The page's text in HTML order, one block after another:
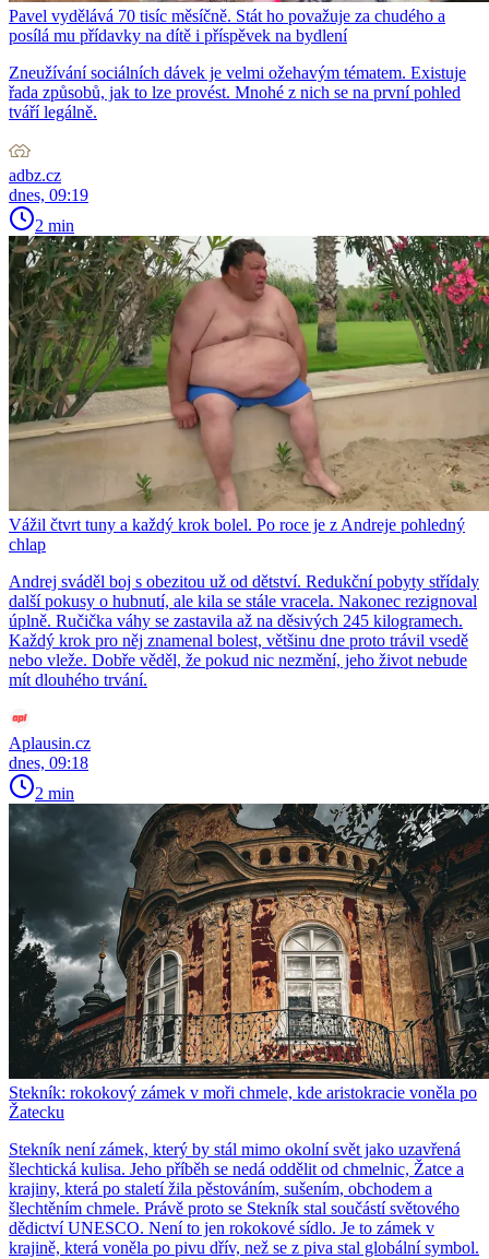
Pavel vydělává 70 tisíc měsíčně. Stát ho považuje za chudého a
posílá mu přídavky na dítě i příspěvek na bydlení
Zneužívání sociálních dávek je velmi ožehavým tématem. Existuje
řada způsobů, jak to lze provést. Mnohé z nich se na první pohled
tváří legálně.
adbz.cz
dnes, 09:19
2 min
Vážil čtvrt tuny a každý krok bolel. Po roce je z Andreje pohledný
chlap
Andrej sváděl boj s obezitou už od dětství. Redukční pobyty střídaly
další pokusy o hubnutí, ale kila se stále vracela. Nakonec rezignoval
úplně. Ručička váhy se zastavila až na děsivých 245 kilogramech.
Každý krok pro něj znamenal bolest, většinu dne proto trávil vsedě
nebo vleže. Dobře věděl, že pokud nic nezmění, jeho život nebude
mít dlouhého trvání.
Aplausin.cz
dnes, 09:18
2 min
Stekník: rokokový zámek v moři chmele, kde aristokracie voněla po
Žatecku
Stekník není zámek, který by stál mimo okolní svět jako uzavřená
šlechtická kulisa. Jeho příběh se nedá oddělit od chmelnic, Žatce a
krajiny, která po staletí žila pěstováním, sušením, obchodem a
šlechtěním chmele. Právě proto se Stekník stal součástí světového
dědictví UNESCO. Není to jen rokokové sídlo. Je to zámek v
krajině, která voněla po pivu dřív, než se z piva stal globální symbol.